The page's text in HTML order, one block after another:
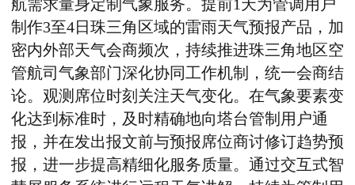
航需求量身定制气象服务。提前1天为管调用户
制作3至4日珠三角区域的雷雨天气预报产品，加
密内外部天气会商频次，持续推进珠三角地区空
管航司气象部门深化协同工作机制，统一会商结
论。观测席位时刻关注天气变化。在气象要素变
化达到标准时，及时精确地向塔台管制用户通
报，并在发出报文前与预报席位商讨修订趋势预
报，进一步提高精细化服务质量。通过交互式智